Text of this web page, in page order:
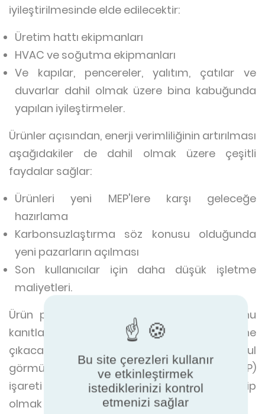
iyileştirilmesinde elde edilecektir:
Üretim hattı ekipmanları
HVAC ve soğutma ekipmanları
Ve kapılar, pencereler, yalıtım, çatılar ve
duvarlar dahil olmak üzere bina kabuğunda
yapılan iyileştirmeler.
Ürünler açısından, enerji verimliliğinin artırılması
aşağıdakiler de dahil olmak üzere çeşitli
faydalar sağlar:
Ürünleri yeni MEP'lere karşı geleceğe
hazırlama
Karbonsuzlaştırma söz konusu olduğunda
yeni pazarların açılması
Son kullanıcılar için daha düşük işletme
maliyetleri.
Ürün performansını ve MEP'lere uygunluğunu
kanıtlayabilen üreticiler rekabette öne
çıkacaktır. İşte bu noktada, uluslararası kabul
görmüş Eurovent Sertifikalı Performans (ECP)
işareti gibi üçüncü taraf sertifikasyonuna sahip
olmak fayda sağlayabilir.
Bu site çerezleri kullanır
ve etkinleştirmek
istediklerinizi kontrol
etmenizi sağlar